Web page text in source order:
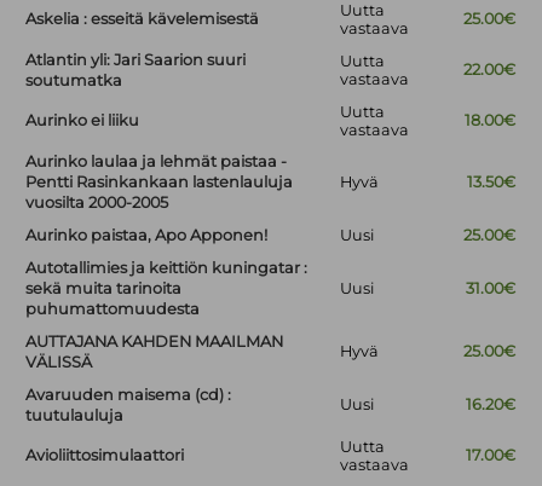
Askelia : esseitä kävelemisestä
Uutta
vastaava
25.00€
Atlantin yli: Jari Saarion suuri
soutumatka
Uutta
vastaava
22.00€
Aurinko ei liiku
Uutta
vastaava
18.00€
Aurinko laulaa ja lehmät paistaa -
Pentti Rasinkankaan lastenlauluja
vuosilta 2000-2005
Hyvä 13.50€
Aurinko paistaa, Apo Apponen! Uusi
25.00€
Autotallimies ja keittiön kuningatar :
sekä muita tarinoita
puhumattomuudesta
Uusi 31.00€
AUTTAJANA KAHDEN MAAILMAN
VÄLISSÄ
Hyvä 25.00€
Avaruuden maisema (cd) :
tuutulauluja
Uusi 16.20€
Avioliittosimulaattori
Uutta
vastaava
17.00€